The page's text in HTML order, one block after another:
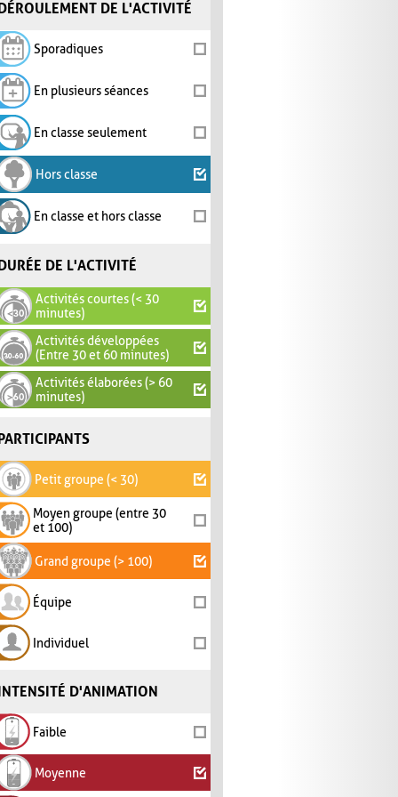
DE L'ACTIVITÉ
Sporadiques
En plusieurs séances
En classe seulement
Hors classe
En classe et hors classe
DE L'ACTIVITÉ
Activités courtes (< 30
minutes)
Activités développées
(Entre 30 et 60 minutes)
Activités élaborées (> 60
minutes)
Petit groupe (< 30)
Moyen groupe (entre 30
et 100)
Grand groupe (> 100)
Équipe
Individuel
D'ANIMATION
Faible
Moyenne